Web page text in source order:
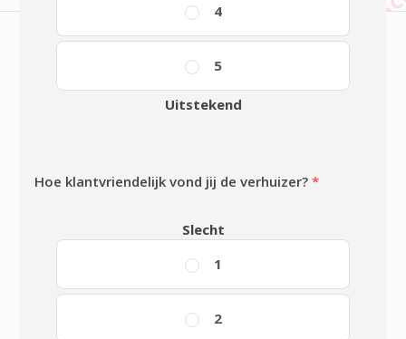
4
5
Uitstekend
Hoe klantvriendelijk vond jij de verhuizer?*
Slecht
1
2